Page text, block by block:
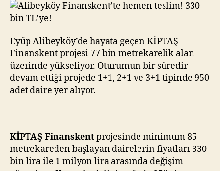
Eyüp Alibeyköy’de hayata geçen KİPTAŞ
Finanskent projesi 77 bin metrekarelik alan
üzerinde yükseliyor. Oturumun bir süredir
devam ettiği projede 1+1, 2+1 ve 3+1 tipinde 950
adet daire yer alıyor.
KİPTAŞ Finanskentprojesinde minimum 85
metrekareden başlayan dairelerin fiyatları 330
bin lira ile 1 milyon lira arasında değişim